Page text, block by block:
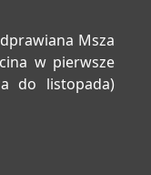
Msza
w pierwsze
do listopada)